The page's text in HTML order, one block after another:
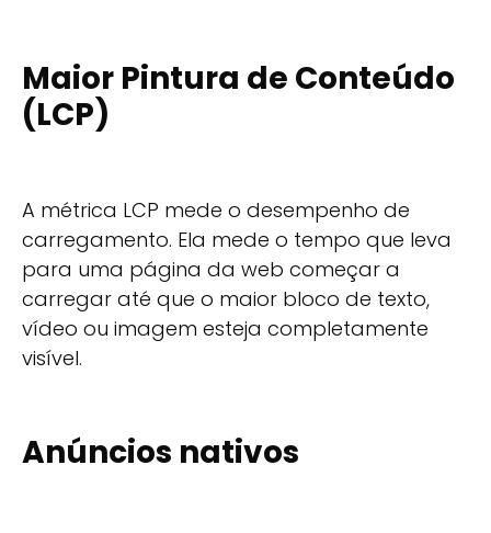
Maior Pintura de Conteúdo
(LCP)
A métrica LCP mede o desempenho de
carregamento. Ela mede o tempo que leva
para uma página da web começar a
carregar até que o maior bloco de texto,
vídeo ou imagem esteja completamente
visível.
Anúncios nativos